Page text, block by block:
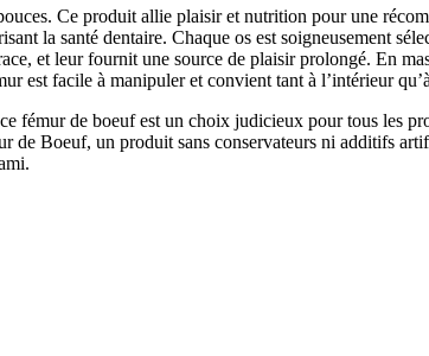
Ce produit allie plaisir et nutrition pour une
la santé dentaire. Chaque os est soigneusement
et leur fournit une source de plaisir prolongé. En
est facile à manipuler et convient tant à l’intérieur
fémur de boeuf est un choix judicieux pour tous les
Boeuf, un produit sans conservateurs ni additifs